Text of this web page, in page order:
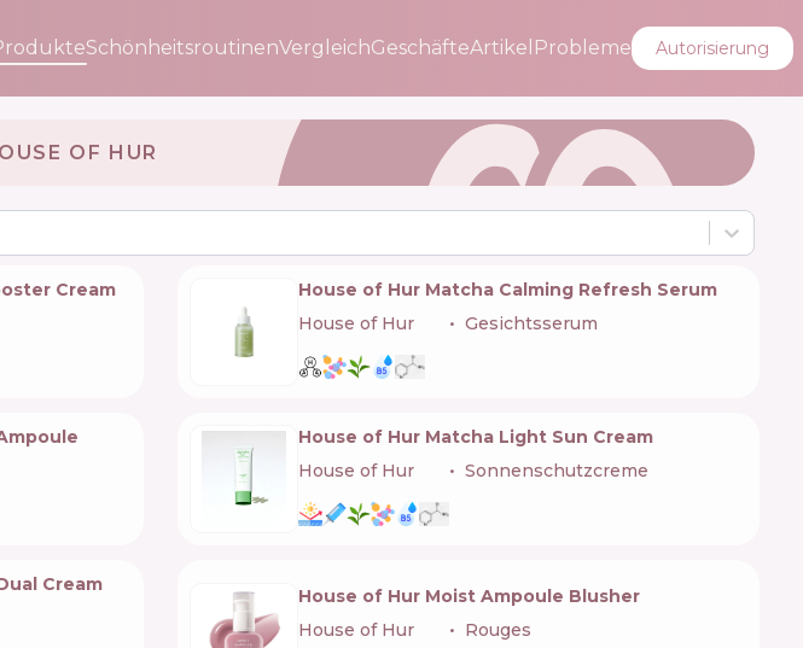
SchönheitsroutinenVergleichGeschäfteArtikel Probleme Autorisierung
OF HUR 🇰🇷
Cream
House of Hur Matcha Calming Refresh Serum
House of Hur
Gesichtsserum
House of Hur Matcha Light Sun Cream
House of Hur
Sonnenschutzcreme
Cream
House of Hur Moist Ampoule Blusher
House of Hur
Rouges